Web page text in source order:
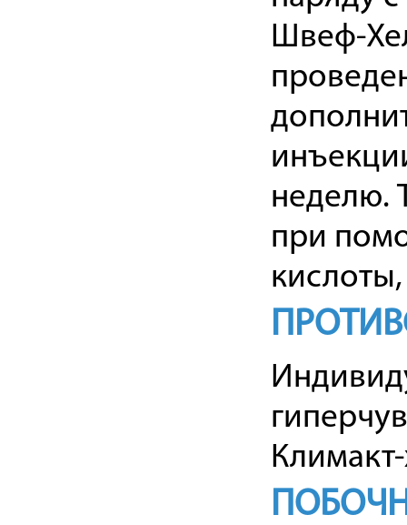
Швеф-
неделю.
при